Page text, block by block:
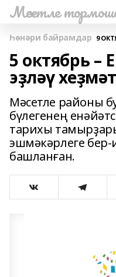
Мәсетле
Һөнәри байрамдар 9
5 октябрь –
эҙләү
Мәсетле районы
бүлегенең
тарихы
эшмәкәрлеге бер-
башланған.